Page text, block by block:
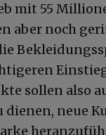
mit 55
aber noch
sollen also
dienen, neue